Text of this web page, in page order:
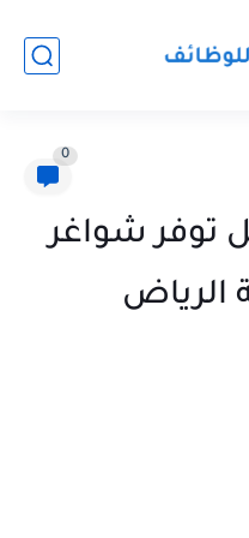
0
توفر شواغر
الرياض